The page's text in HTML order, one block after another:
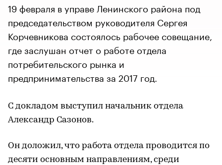
19 февраля в управе Ленинского района под
председательством руководителя Сергея
Корчевникова состоялось рабочее совещание,
где заслушан отчет о работе отдела
потребительского рынка и
предпринимательства за 2017 год.
С докладом выступил начальник отдела
Александр Сазонов.
Он доложил, что работа отдела проводится по
десяти основным направлениям, среди